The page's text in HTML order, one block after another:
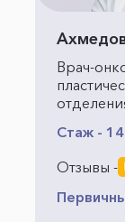
Врач-
Стаж -
Отзывы -